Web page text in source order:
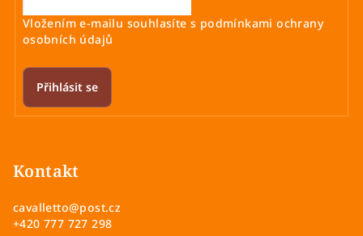
Vložením e-mailu souhlasíte s podmínkami ochrany
osobních údajů
Přihlásit se
Kontakt
cavalletto@post.cz
+420 777 727 298